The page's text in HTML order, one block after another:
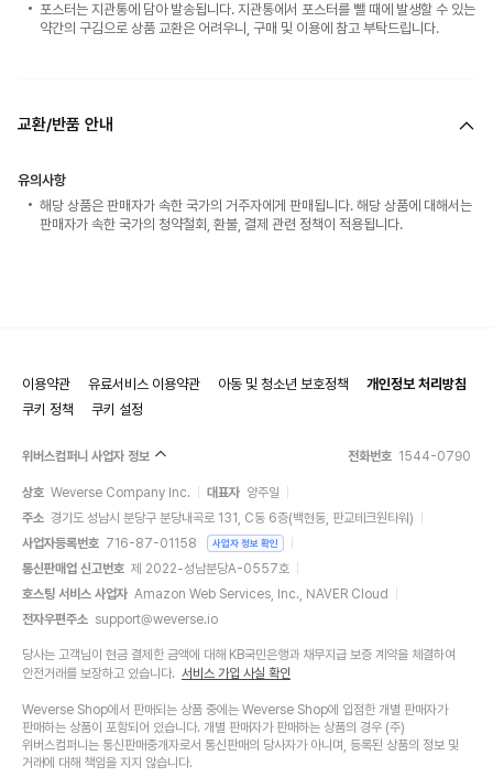
포스터는 지관통에 담아 발송됩니다. 지관통에서 포스터를 뺄 때에 발생할 수 있는
약간의 구김으로 상품 교환은 어려우니, 구매 및 이용에 참고 부탁드립니다.
교환/반품 안내
유의사항
해당 상품은 판매자가 속한 국가의 거주자에게 판매됩니다. 해당 상품에 대해서는
판매자가 속한 국가의 청약철회, 환불, 결제 관련 정책이 적용됩니다.
이용약관 유료서비스 이용약관 아동 및 청소년 보호정책
개인정보 처리방침
쿠키 정책
쿠키 설정
위버스컴퍼니 사업자 정보 전화번호 1544-0790
상호 Weverse Company Inc. 대표자 양주일
주소 경기도 성남시 분당구 분당내곡로 131, C동 6층(백현동, 판교테크원타워)
사업자등록번호 716-87-01158 사업자 정보 확인
통신판매업 신고번호 제 2022-성남분당A-0557호
호스팅 서비스 사업자 Amazon Web Services, Inc., NAVER Cloud
전자우편주소 support@weverse.io
당사는 고객님이 현금 결제한 금액에 대해 KB국민은행과 채무지급 보증 계약을 체결하여
안전거래를 보장하고 있습니다. 서비스 가입 사실 확인
Weverse Shop에서 판매되는 상품 중에는 Weverse Shop에 입점한 개별 판매자가
판매하는 상품이 포함되어 있습니다. 개별 판매자가 판매하는 상품의 경우 (주)
위버스컴퍼니는 통신판매중개자로서 통신판매의 당사자가 아니며, 등록된 상품의 정보 및
거래에 대해 책임을 지지 않습니다.